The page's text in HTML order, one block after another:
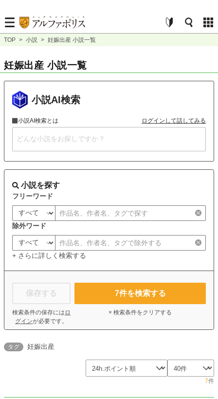
TOP > 小説 > 妊娠出産 小説一覧
妊娠出産 小説一覧
小説AI検索
小説AI検索とは ログインして話してみる
小説を探す
フリーワード
除外ワード
+ さらに詳しく検索する
保存する
検索条件の保存には ロ
グインが必要です。
7件を検索する
× 検索条件をクリアする
タグ 妊娠出産
7件